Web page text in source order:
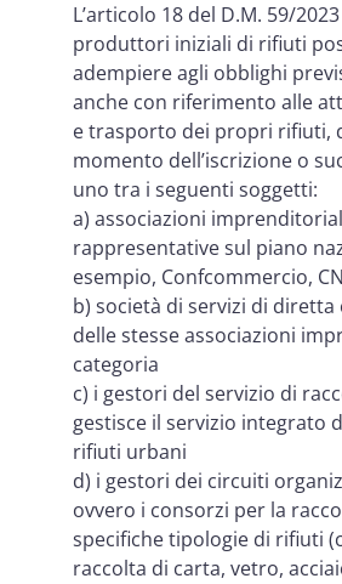
L’articolo 18 del D.M. 59/
produttori iniziali di rifiuti
adempiere agli obblighi
anche con riferimento alle
e trasporto dei propri rifiuti,
momento dell’iscrizione o
uno tra i seguenti soggetti:
a) associazioni
rappresentative sul piano
esempio, Confcommercio,
b) società di servizi di diretta
delle stesse associazioni
categoria
c) i gestori del servizio di
gestisce il servizio integrato
rifiuti urbani
d) i gestori dei circuiti
ovvero i consorzi per la
specifiche tipologie di rifiuti
raccolta di carta, vetro,